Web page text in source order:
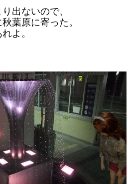
出ないので、
葉原に寄った。
よ。